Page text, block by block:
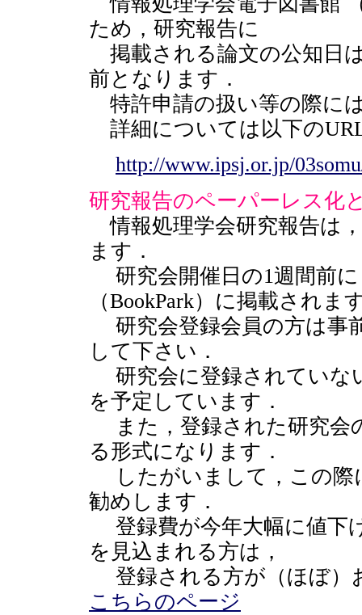
ため，研究報告に
掲載される論文の公知日
前となります．
特許申請の扱い等の際に
詳細については以下の
http://www.ipsj.or.jp/
研究報告のペーパーレス化
情報処理学会研究報告は
ます．
研究会開催日の1週間前に
（BookPark）に掲載されま
研究会登録会員の方は事
して下さい．
研究会に登録されていな
を予定しています．
また，登録された研究会
る形式になります．
したがいまして，この際
勧めします．
登録費が今年大幅に値下
を見込まれる方は，
登録される方が（ほぼ）
こちらのページ